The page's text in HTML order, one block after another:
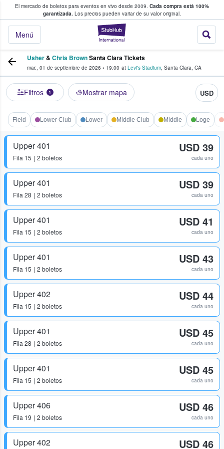
El mercado de boletos para eventos en vivo desde 2009. Cada compra está 100%
garantizada. Los precios pueden variar de su valor original.
StubHub: donde
Menú
fans compran y venden boletos
Usher& Chris BrownSanta Clara Tickets
mar., 01 de septiembre de 2026 • 19:00 at Levi's Stadium, Santa Clara, CA
Filtros 1 Mostrar mapa USD
Field Lower Club Lower Middle Club Middle Loge
Upper 401
Fila 15 2 boletos
USD 39
cada uno
Upper 401
Fila 28 2 boletos
USD 39
cada uno
Upper 401
Fila 15 2 boletos
USD 41
cada uno
Upper 401
Fila 15 2 boletos
USD 43
cada uno
Upper 402
Fila 15 2 boletos
USD 44
cada uno
Upper 401
Fila 28 2 boletos
USD 45
cada uno
Upper 401
Fila 15 2 boletos
USD 45
cada uno
Upper 406
Fila 19 2 boletos
USD 46
cada uno
Upper 402 USD 46